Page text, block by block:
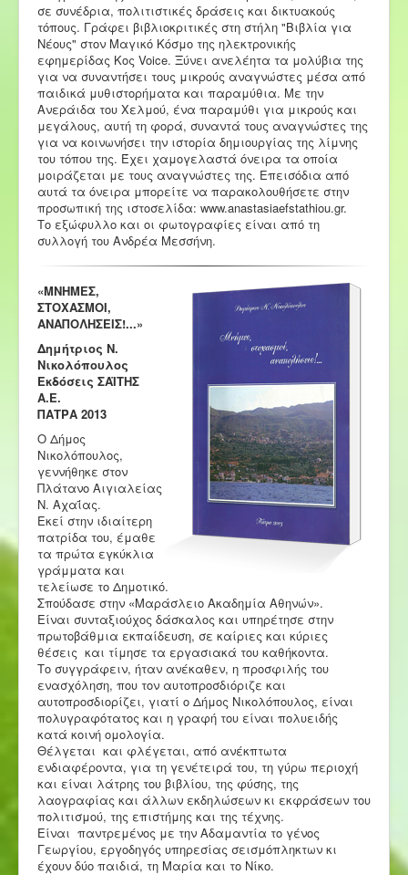
σε συνέδρια, πολιτιστικές δράσεις και δικτυακούς
τόπους. Γράφει βιβλιοκριτικές στη στήλη "Βιβλία για
Νέους" στον Μαγικό Κόσμο της ηλεκτρονικής
εφημερίδας Κος Voice. Ξύνει ανελέητα τα μολύβια της
για να συναντήσει τους μικρούς αναγνώστες μέσα από
παιδικά μυθιστορήματα και παραμύθια. Με την
Ανεράιδα του Χελμού, ένα παραμύθι για μικρούς και
μεγάλους, αυτή τη φορά, συναντά τους αναγνώστες της
για να κοινωνήσει την ιστορία δημιουργίας της λίμνης
του τόπου της. Έχει χαμογελαστά όνειρα τα οποία
μοιράζεται με τους αναγνώστες της. Επεισόδια από
αυτά τα όνειρα μπορείτε να παρακολουθήσετε στην
προσωπική της ιστοσελίδα: www.anastasiaefstathiou.gr.
Το εξώφυλλο και οι φωτογραφίες είναι από τη
συλλογή του Ανδρέα Μεσσήνη.
«ΜΝΗΜΕΣ,
ΣΤΟΧΑΣΜΟΙ,
ΑΝΑΠΟΛΗΣΕΙΣ!...»
Δημήτριος Ν.
Νικολόπουλος
Εκδόσεις ΣΑΪΤΗΣ
Α.Ε.
ΠΑΤΡΑ 2013
Ο Δήμος
Νικολόπουλος,
γεννήθηκε στον
Πλάτανο Αιγιαλείας
Ν. Αχαΐας.
Εκεί στην ιδιαίτερη
πατρίδα του, έμαθε
τα πρώτα εγκύκλια
γράμματα και
τελείωσε το Δημοτικό.
Σπούδασε στην «Μαράσλειο Ακαδημία Αθηνών».
Είναι συνταξιούχος δάσκαλος και υπηρέτησε στην
πρωτοβάθμια εκπαίδευση, σε καίριες και κύριες
θέσεις και τίμησε τα εργασιακά του καθήκοντα.
Το συγγράφειν, ήταν ανέκαθεν, η προσφιλής του
ενασχόληση, που τον αυτοπροσδιόριζε και
αυτοπροσδιορίζει, γιατί ο Δήμος Νικολόπουλος, είναι
πολυγραφότατος και η γραφή του είναι πολυειδής
κατά κοινή ομολογία.
Θέλγεται και φλέγεται, από ανέκπτωτα
ενδιαφέροντα, για τη γενέτειρά του, τη γύρω περιοχή
και είναι λάτρης του βιβλίου, της φύσης, της
λαογραφίας και άλλων εκδηλώσεων κι εκφράσεων του
πολιτισμού, της επιστήμης και της τέχνης.
Είναι παντρεμένος με την Αδαμαντία το γένος
Γεωργίου, εργοδηγός υπηρεσίας σεισμόπληκτων κι
έχουν δύο παιδιά, τη Μαρία και το Νίκο.